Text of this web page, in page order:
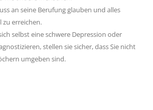
an seine Berufung glauben und alles
zu erreichen.
selbst eine schwere Depression oder
stellen sie sicher, dass Sie nicht
umgeben sind.